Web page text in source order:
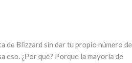
de Blizzard sin dar tu propio número de
eso. ¿Por qué? Porque la mayoría de